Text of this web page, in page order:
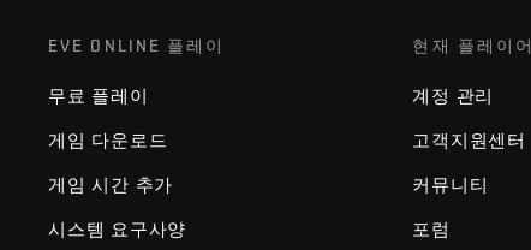
EVE ONLINE 플레이
무료 플레이
게임 다운로드
게임 시간 추가
시스템 요구사양
현재 플레이어
계정 관리
고객지원센터
커뮤니티
포럼